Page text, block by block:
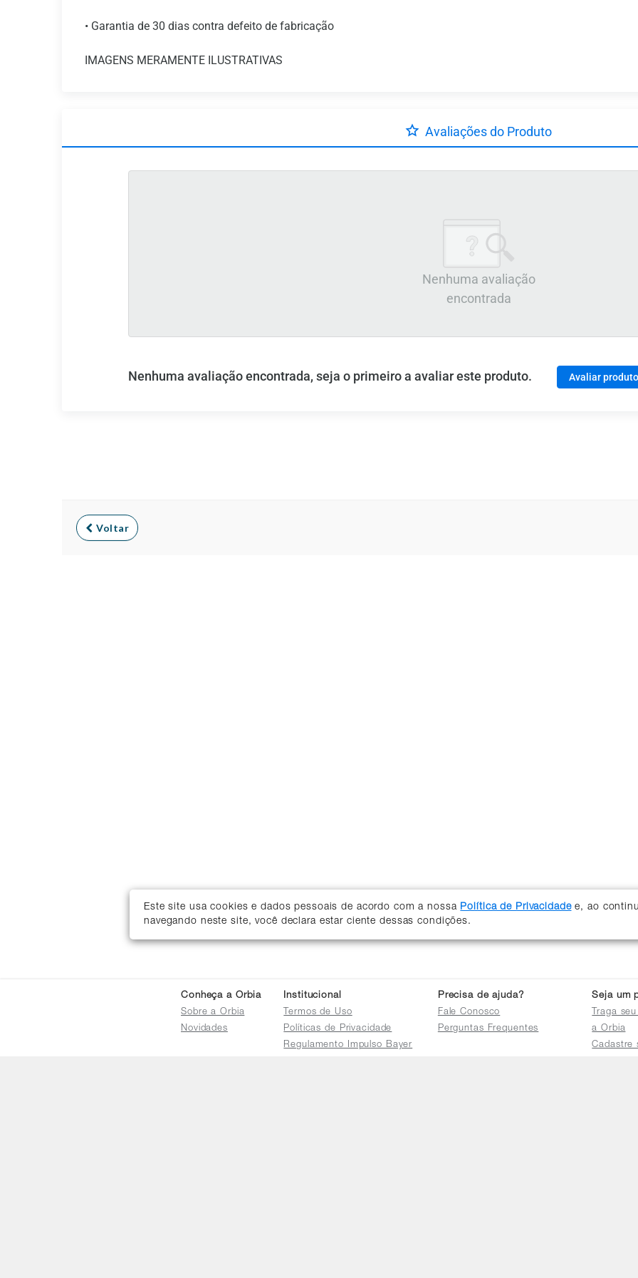
Este site usa cookies e dados pessoais de acordo com a nossa Política de Privacidadee, ao
navegando neste site, você declara estar ciente dessas condições.
• Garantia de 30 dias contra defeito de fabricação
IMAGENS MERAMENTE ILUSTRATIVAS
Avaliações do Produto
Nenhuma avaliação
encontrada
Nenhuma avaliação encontrada, seja o primeiro a avaliar este produto. Avaliar produto
Voltar
Conheça a Orbia
Sobre a Orbia
Novidades
Institucional
Termos de Uso
Políticas de Privacidade
Regulamento Impulso Bayer
Precisa de ajuda?
Fale Conosco
Perguntas Frequentes
Seja um
Traga
a Orbia
Cadastre